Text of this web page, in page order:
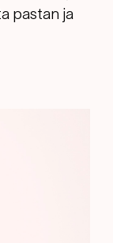
pastan ja